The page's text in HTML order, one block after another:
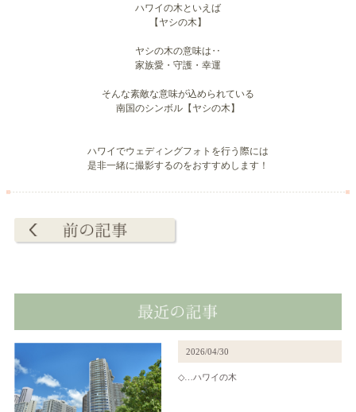
ハワイの木といえば
【ヤシの木】
ヤシの木の意味は‥
家族愛・守護・幸運
そんな素敵な意味が込められている
南国のシンボル【ヤシの木】
ハワイでウェディングフォトを行う際には
是非一緒に撮影するのをおすすめします！
2026/04/30
◇…ハワイの木